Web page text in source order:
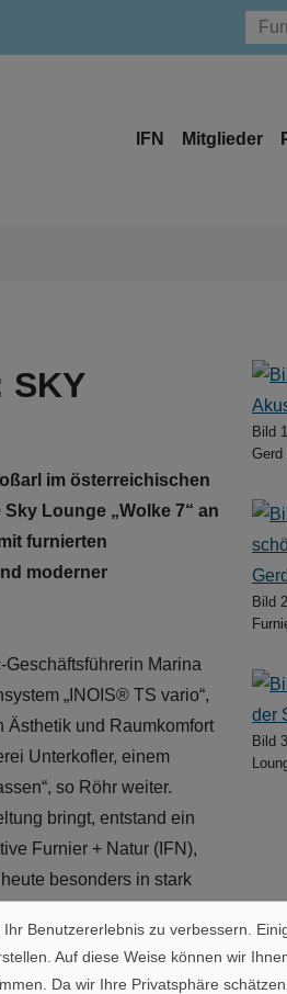
IFN Mitglieder
SKY
im österreichischen
Lounge „Wolke 7“ an
furnierten
moderner
Marina
„INOIS® TS vario“,
Ästhetik und Raumkomfort
Unterkofler, einem
so Röhr weiter.
bringt, entstand ein
Furnier + Natur (IFN),
besonders in stark
Bild
Gerd
Bild
Bild
Ihr Benutzererlebnis zu verbessern.
Auf diese Weise können wir
Da wir Ihre Privatsphäre